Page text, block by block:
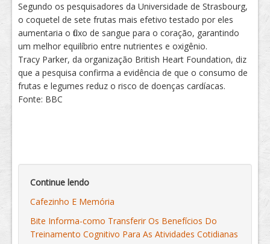
Segundo os pesquisadores da Universidade de Strasbourg,
o coquetel de sete frutas mais efetivo testado por eles
aumentaria o fluxo de sangue para o coração, garantindo
um melhor equilíbrio entre nutrientes e oxigênio.
Tracy Parker, da organização British Heart Foundation, diz
que a pesquisa confirma a evidência de que o consumo de
frutas e legumes reduz o risco de doenças cardíacas.
Fonte: BBC
Continue lendo
Cafezinho E Memória
Bite Informa-como Transferir Os Benefícios Do
Treinamento Cognitivo Para As Atividades Cotidianas